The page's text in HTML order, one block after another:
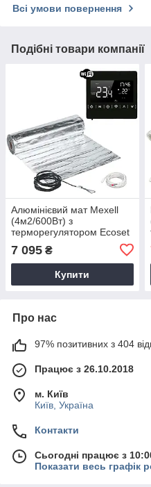
Всі умови повернення
Подібні товари компанії
Алюмінієвий мат Mexell
(4м2/600Вт) з
терморегулятором Ecoset
7 095 ₴
Купити
Про нас
97% позитивних з 404
Працює з 26.10.2018
м. Київ
Київ, Україна
Контакти
Сьогодні працює з
Показати весь графік